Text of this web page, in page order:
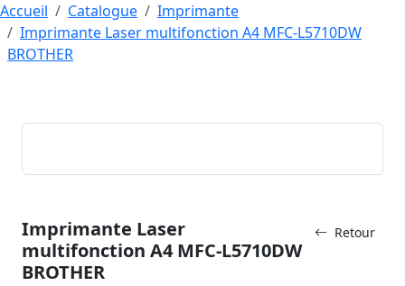
Accueil Catalogue
Imprimante
Imprimante Laser multifonction A4 MFC-L5710DW
BROTHER
Retour
Imprimante Laser
multifonction A4 MFC-L5710DW
BROTHER